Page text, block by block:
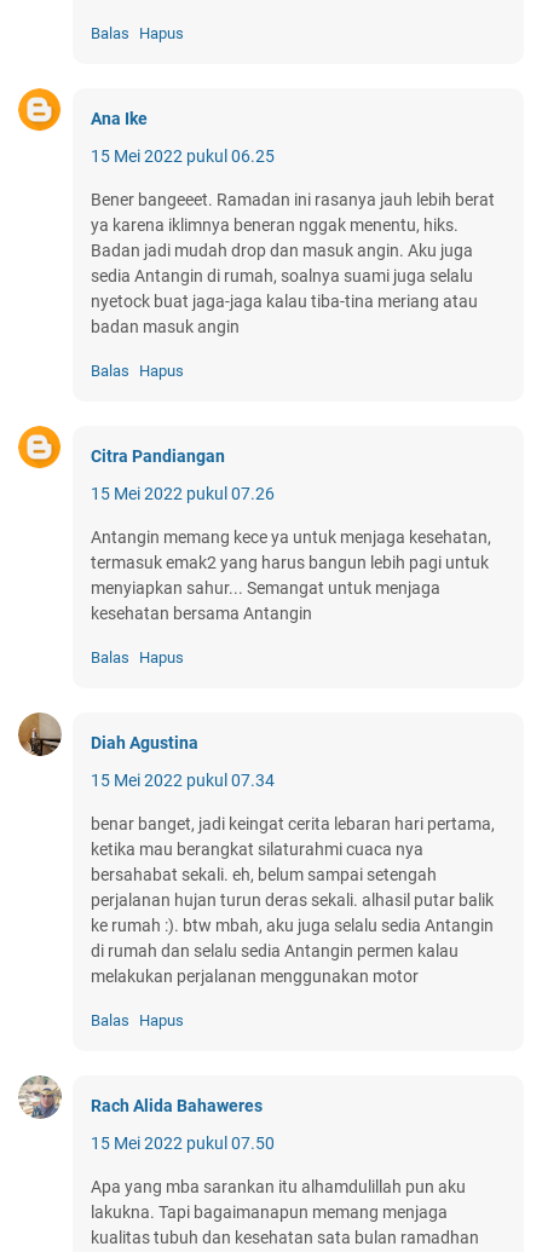
Balas Hapus
Ana Ike
15 Mei 2022 pukul 06.25
Bener bangeeet. Ramadan ini rasanya jauh lebih berat
ya karena iklimnya beneran nggak menentu, hiks.
Badan jadi mudah drop dan masuk angin. Aku juga
sedia Antangin di rumah, soalnya suami juga selalu
nyetock buat jaga-jaga kalau tiba-tina meriang atau
badan masuk angin
Balas Hapus
Citra Pandiangan
15 Mei 2022 pukul 07.26
Antangin memang kece ya untuk menjaga kesehatan,
termasuk emak2 yang harus bangun lebih pagi untuk
menyiapkan sahur... Semangat untuk menjaga
kesehatan bersama Antangin
Balas Hapus
Diah Agustina
15 Mei 2022 pukul 07.34
benar banget, jadi keingat cerita lebaran hari pertama,
ketika mau berangkat silaturahmi cuaca nya
bersahabat sekali. eh, belum sampai setengah
perjalanan hujan turun deras sekali. alhasil putar balik
ke rumah :). btw mbah, aku juga selalu sedia Antangin
di rumah dan selalu sedia Antangin permen kalau
melakukan perjalanan menggunakan motor
Balas Hapus
Rach Alida Bahaweres
15 Mei 2022 pukul 07.50
Apa yang mba sarankan itu alhamdulillah pun aku
lakukna. Tapi bagaimanapun memang menjaga
kualitas tubuh dan kesehatan sata bulan ramadhan